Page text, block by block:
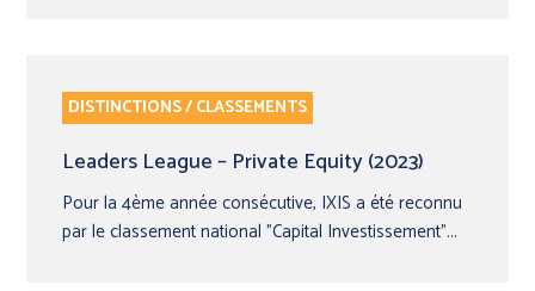
DISTINCTIONS / CLASSEMENTS
Leaders League – Private Equity (2023)
Pour la 4ème année consécutive, IXIS a été reconnu
par le classement national "Capital Investissement"...